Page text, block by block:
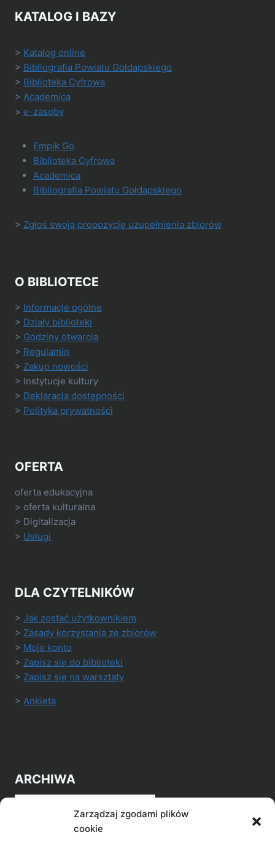
Zarządzaj zgodami plików
cookie
KATALOG I BAZY
> Katalog online
> Bibliografia Powiatu Gołdapskiego
> Biblioteka Cyfrowa
> Academica
> e-zasoby
Empik Go
Biblioteka Cyfrowa
Academica
Bibliografia Powiatu Gołdapskiego
> Zgłoś swoją propozycję uzupełnienia zbiorów
O BIBLIOTECE
> Informacje ogólne
> Działy biblioteki
> Godziny otwarcia
> Regulamin
> Zakup nowości
> Instytucje kultury
> Deklaracja dostępności
> Polityka prywatności
OFERTA
oferta edukacyjna
> oferta kulturalna
> Digitalizacja
> Usługi
DLA CZYTELNIKÓW
> Jak zostać użytkownikiem
> Zasady korzystania ze zbiorów
> Moje konto
> Zapisz się do biblioteki
> Zapisz się na warsztaty
> Ankieta
ARCHIWA
Archiwa